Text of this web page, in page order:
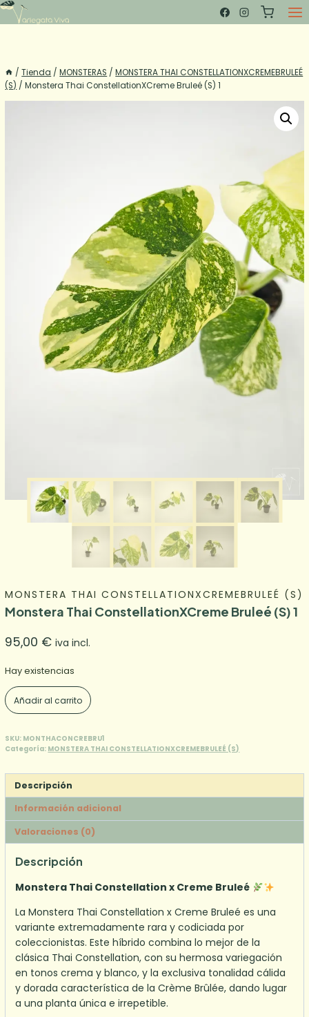
Saltar
al
/ Tienda / MONSTERAS / MONSTERA THAI CONSTELLATIONXCREMEBRULEÉ
(S) / Monstera Thai ConstellationXCreme Bruleé (S) 1
MONSTERA THAI CONSTELLATIONXCREMEBRULEÉ (S)
Monstera Thai ConstellationXCreme Bruleé (S) 1
95,00 € iva incl.
Hay existencias
Monstera
Thai
Bruleé
(S)
cantidad
Añadir al carrito
SKU: MONTHACONCREBRU1
Categoría: MONSTERA THAI CONSTELLATIONXCREMEBRULEÉ (S)
Descripción
Información adicional
Valoraciones (0)
Descripción
Monstera Thai Constellation x Creme Bruleé
La Monstera Thai Constellation x Creme Bruleé es una
variante extremadamente rara y codiciada por
coleccionistas. Este híbrido combina lo mejor de la
clásica Thai Constellation, con su hermosa variegación
en tonos crema y blanco, y la exclusiva tonalidad cálida
y dorada característica de la Crème Brûlée, dando lugar
a una planta única e irrepetible.